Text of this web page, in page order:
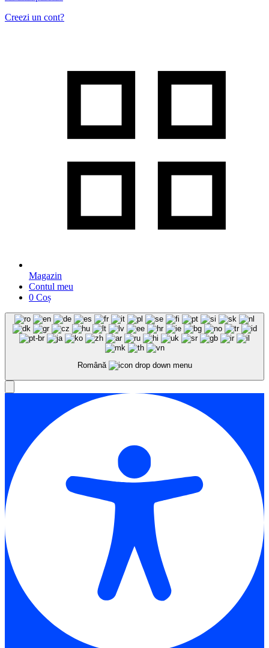
Creezi un cont?
Magazin
Contul meu
0 Coș
Română